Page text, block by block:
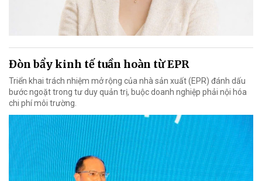
Đòn bẩy kinh tế tuần hoàn từ EPR
Triển khai trách nhiệm mở rộng của nhà sản xuất (EPR) đánh dấu
bước ngoặt trong tư duy quản trị, buộc doanh nghiệp phải nội hóa
chi phí môi trường.